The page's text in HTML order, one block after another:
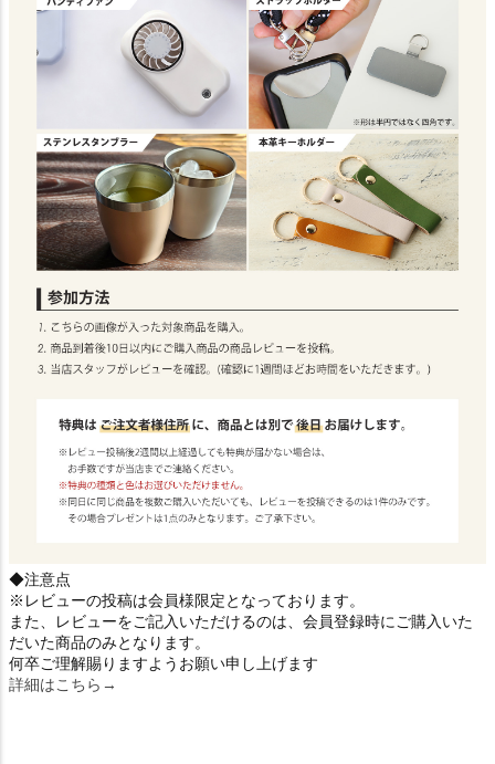
◆注意点
※レビューの投稿は会員様限定となっております。
また、レビューをご記入いただけるのは、会員登録時にご購入いた
だいた商品のみとなります。
何卒ご理解賜りますようお願い申し上げます
詳細はこちら→